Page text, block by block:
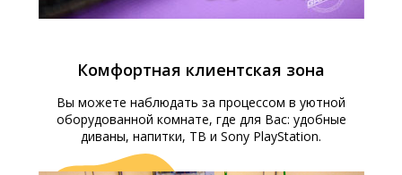
Комфортная клиентская зона
Вы можете наблюдать за процессом в уютной
оборудованной комнате, где для Вас: удобные
диваны, напитки, ТВ и Sony PlayStation.